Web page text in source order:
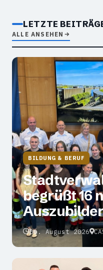
LETZTE
ALLE ANSEHEN
BILDUNG & BERUF
begrüßt 16
06. August 2026